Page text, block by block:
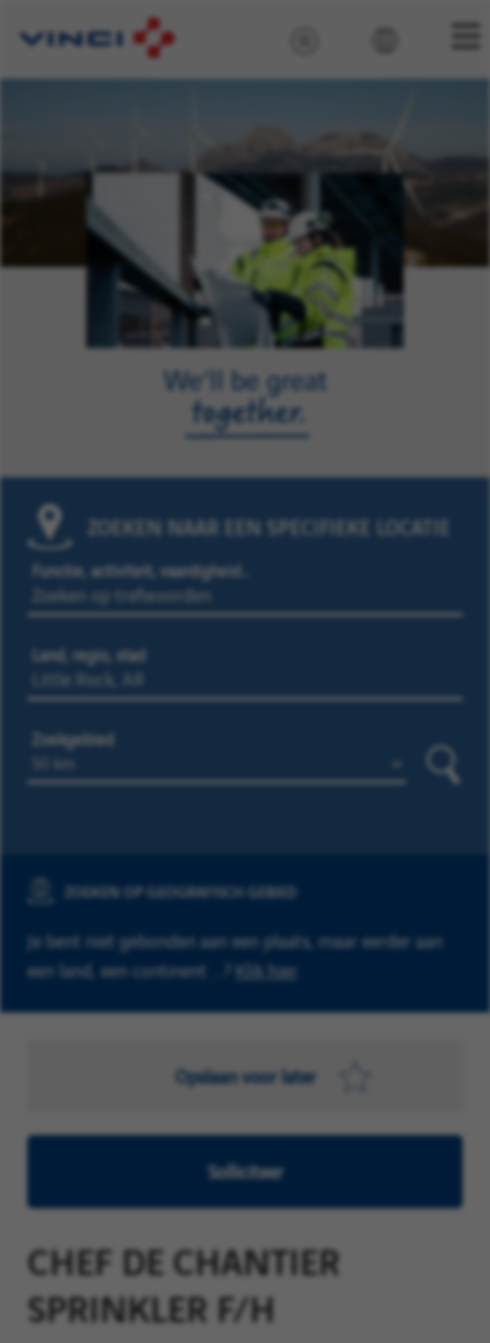
ZOEKEN NAAR EEN SPECIFIEKE LOCATIE
Functie, activiteit, vaardigheid…
Land, regio, stad
Zoekgebied
ZOEKEN OP GEOGRAFISCH GEBIED
Je bent niet gebonden aan een plaats, maar eerder aan
een land, een continent ...? Klik hier
Opslaan voor later
Solliciteer
CHEF DE CHANTIER
SPRINKLER F/H